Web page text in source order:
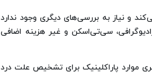
و نیاز به بررسی‌های دیگری وجود ندارد
سی‌تی‌اسکن و غیر هزینه اضافی
موارد پاراکلینیک برای تشخیص علت درد